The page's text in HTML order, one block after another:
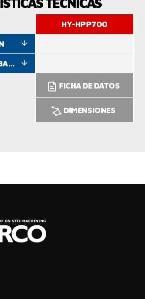
TÉCNICAS
LUGAR DE TRABAJO
HY-HPP700
FICHA DE DATOS
DIMENSIONES